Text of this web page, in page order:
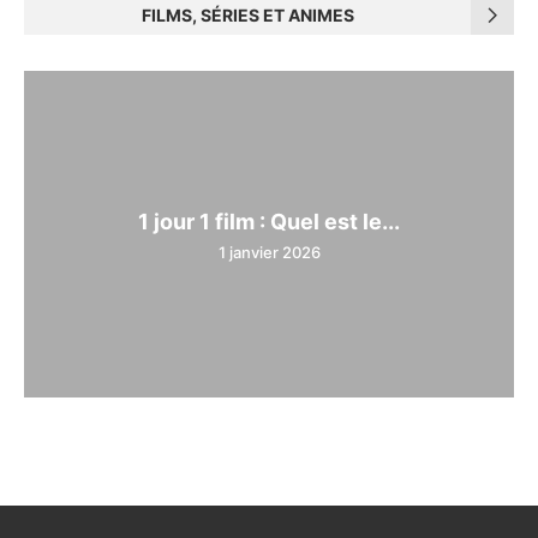
FILMS, SÉRIES ET ANIMES
1 jour 1 film : Quel est le...
1 janvier 2026